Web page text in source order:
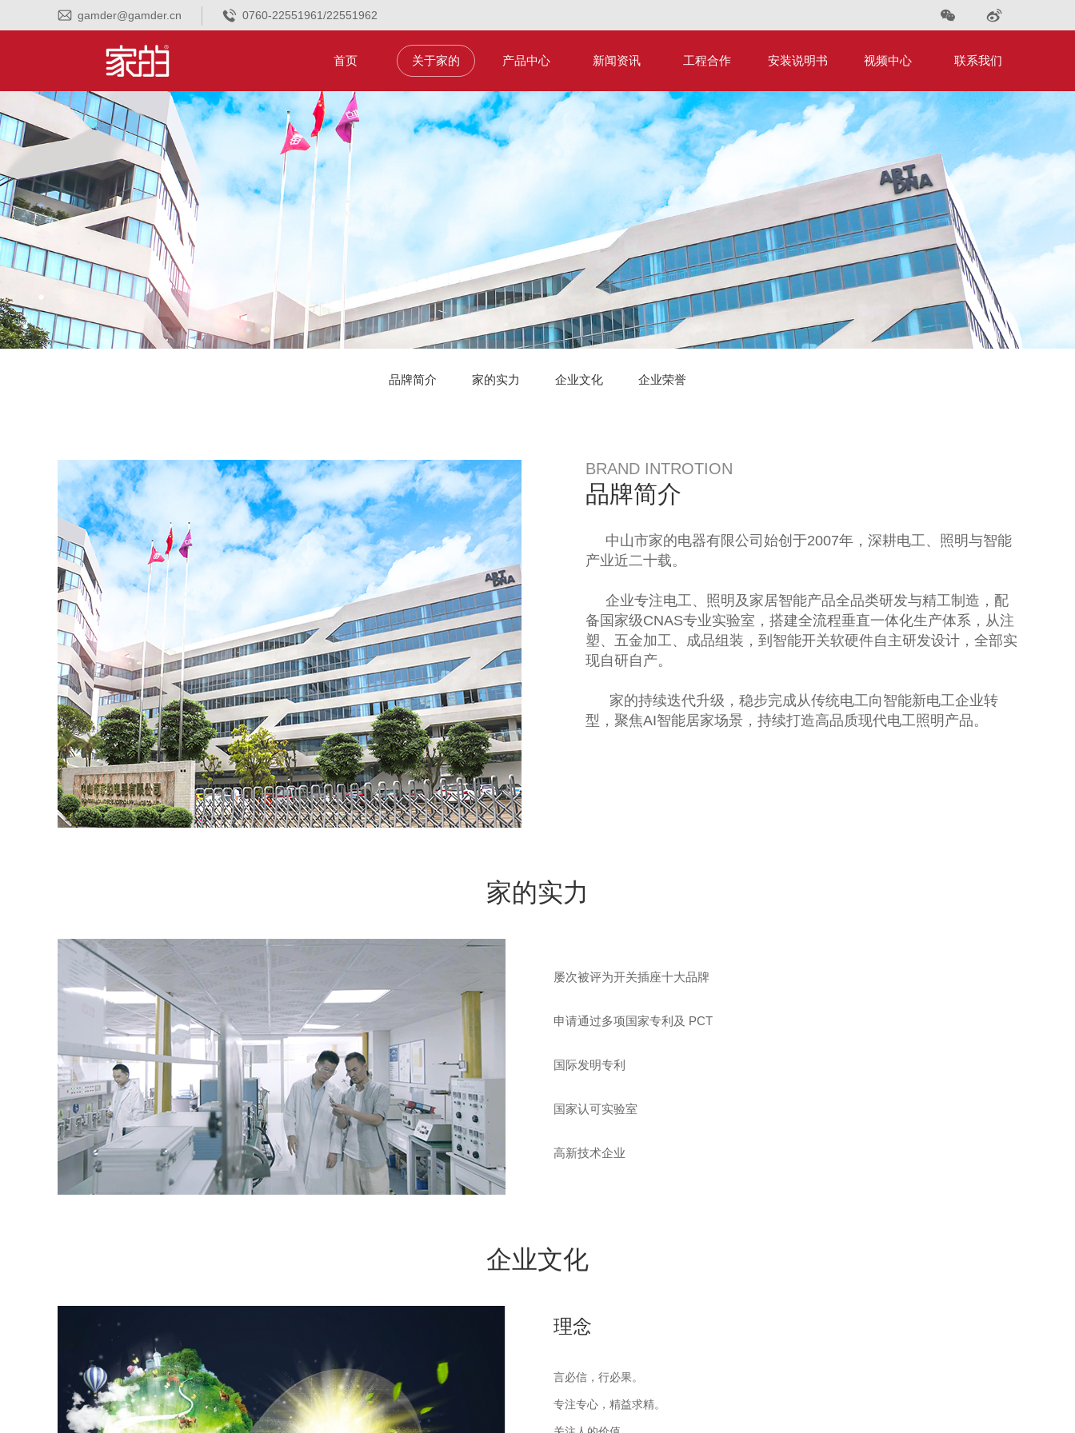
gamder@gamder.cn 0760-22551961/22551962
首页 关于家的 产品中心 新闻资讯 工程合作 安装说明书 视频中心 联系我们
品牌简介 家的实力 企业文化 企业荣誉
BRAND INTROTION
品牌简介
中山市家的电器有限公司始创于2007年，深耕电工、照明与智能
产业近二十载。
企业专注电工、照明及家居智能产品全品类研发与精工制造，配
备国家级CNAS专业实验室，搭建全流程垂直一体化生产体系，从注
塑、五金加工、成品组装，到智能开关软硬件自主研发设计，全部实
现自研自产。
家的持续迭代升级，稳步完成从传统电工向智能新电工企业转
型，聚焦AI智能居家场景，持续打造高品质现代电工照明产品。
家的实力
屡次被评为开关插座十大品牌
申请通过多项国家专利及 PCT
国际发明专利
国家认可实验室
高新技术企业
企业文化
理念
言必信，行必果。
专注专心，精益求精。